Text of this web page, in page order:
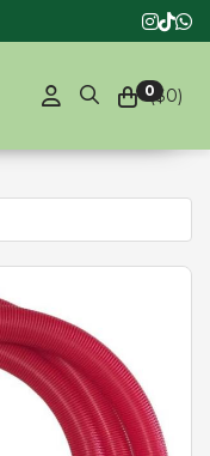
0($0)